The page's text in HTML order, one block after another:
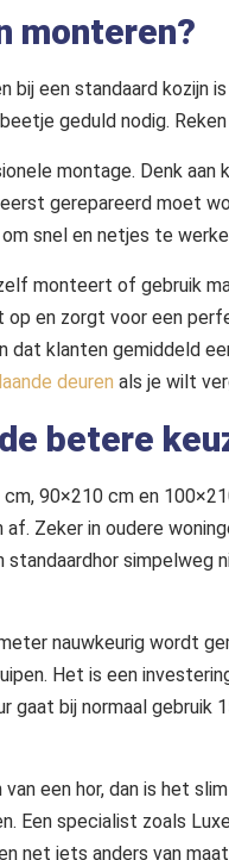
monteren?
bij een standaard
geduld nodig.
montage. Denk aan
gerepareerd moet
snel en netjes te
monteert of gebruik
op en zorgt voor een
klanten gemiddeld
deuren als je wilt
betere
90×210 cm en
af. Zeker in oudere
nauwkeurig wordt
Het is een
gaat bij normaal
een hor, dan is het
Een specialist zoals
net iets anders van maat